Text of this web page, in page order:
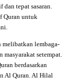
tepat sasaran.
Quran untuk
melibatkan lembaga-
setempat.
berdasarkan
Al Quran. Al Hilal